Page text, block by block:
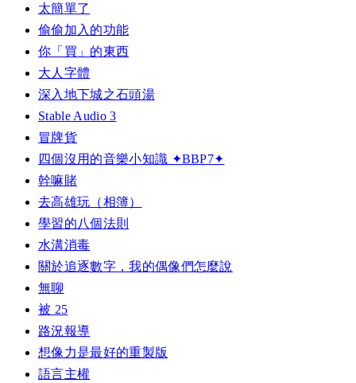
太簡單了
偷偷加入的功能
你「買」的東西
大人字體
深入地下城之石頭湯
Stable Audio 3
冒牌貨
四個沒用的音樂小知識 ✦BBP7✦
幹嘛賭
去高雄玩（相簿）
學習的八個法則
水溝消毒
關於追逐數字，我的偶像們怎麼說
無聊
被 25
路況報導
想像力是最好的重製版
語言主權